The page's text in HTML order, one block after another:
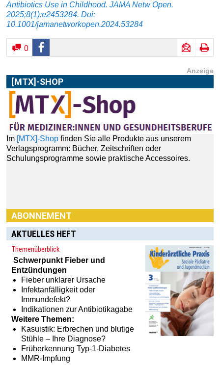
Antibiotics Use in Childhood. JAMA Netw Open.
2025;8(1):e2453284. Doi:
10.1001/jamanetworkopen.2024.53284
0
Anzeige
[MTX]-SHOP
Im [MTX]-Shop finden Sie alle Produkte aus unserem
Verlagsprogramm: Bücher, Zeitschriften oder
Schulungsprogramme sowie praktische Accessoires.
ABONNEMENT
AKTUELLES HEFT
Themenüberblick
Schwerpunkt Fieber und
Entzündungen
Fieber unklarer Ursache
Infektanfälligkeit oder
Immundefekt?
Indikationen zur Antibiotikagabe
Weitere Themen:
Kasuistik: Erbrechen und blutige
Stühle – Ihre Diagnose?
Früherkennung Typ-1-Diabetes
MMR-Impfung